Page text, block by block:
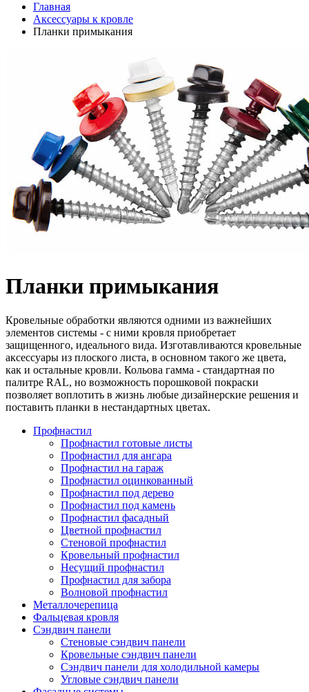
Главная
Аксессуары к кровле
Планки примыкания
Планки примыкания
Кровельные обработки являются одними из важнейших
элементов системы - с ними кровля приобретает
защищенного, идеального вида. Изготавливаются кровельные
аксессуары из плоского листа, в основном такого же цвета,
как и остальные кровли. Кольова гамма - стандартная по
палитре RAL, но возможность порошковой покраски
позволяет воплотить в жизнь любые дизайнерские решения и
поставить планки в нестандартных цветах.
Профнастил
Профнастил готовые листы
Профнастил для ангара
Профнастил на гараж
Профнастил оцинкованный
Профнастил под дерево
Профнастил под камень
Профнастил фасадный
Цветной профнастил
Стеновой профнастил
Кровельный профнастил
Несущий профнастил
Профнастил для забора
Волновой профнастил
Металлочерепица
Фальцевая кровля
Сэндвич панели
Стеновые сэндвич панели
Кровельные сэндвич панели
Сэндвич панели для холодильной камеры
Угловые сэндвич панели